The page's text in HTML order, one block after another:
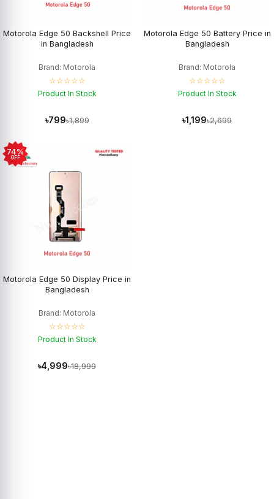
Motorola Edge 50 Backshell Price
in Bangladesh
Brand: Motorola
☆☆☆☆☆
Product In Stock
৳799৳1,899
Motorola Edge 50 Battery Price in
Bangladesh
Brand: Motorola
☆☆☆☆☆
Product In Stock
৳1,199৳2,699
74%
OFF
Motorola Edge 50 Display Price in
Bangladesh
Brand: Motorola
☆☆☆☆☆
Product In Stock
৳4,999৳18,999